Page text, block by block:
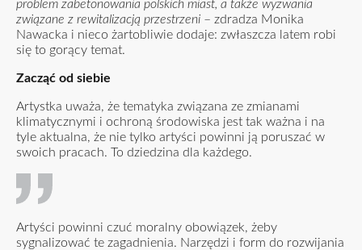
problem zabetonowania polskich miast, a także wyzwania
związane z rewitalizacją przestrzeni – zdradza Monika
Nawacka i nieco żartobliwie dodaje: zwłaszcza latem robi
się to gorący temat.
Zacząć od siebie
Artystka uważa, że tematyka związana ze zmianami
klimatycznymi i ochroną środowiska jest tak ważna i na
tyle aktualna, że nie tylko artyści powinni ją poruszać w
swoich pracach. To dziedzina dla każdego.
Artyści powinni czuć moralny obowiązek, żeby
sygnalizować te zagadnienia. Narzędzi i form do rozwijania